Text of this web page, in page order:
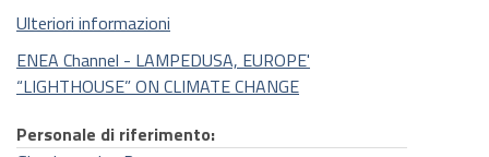
Ulteriori informazioni
ENEA Channel - LAMPEDUSA, EUROPE'
“LIGHTHOUSE” ON CLIMATE CHANGE
Personale di riferimento: